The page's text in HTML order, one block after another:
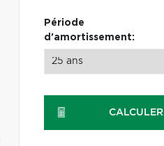
Période
d'amortissement:
CALCULER